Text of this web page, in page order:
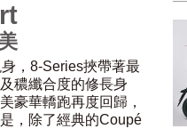
，8-Series挾帶著最
穠纖合度的修長身
豪華轎跑再度回歸，
，除了經典的Coupé